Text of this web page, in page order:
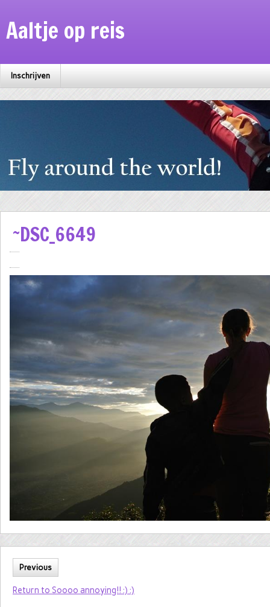
Aaltje op reis
Inschrijven
~DSC_6649
Previous
Return to Soooo annoying!! :) :)